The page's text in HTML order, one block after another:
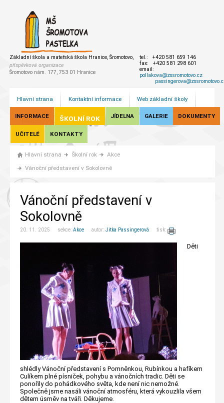
Základní škola a mateřská škola Hranice, Šromotovo,
příspěvková organizace
Šromotovo nám. 177, 753 01 Hranice
tel.: +420 581 659 146
fax: +420 581 298 601
email:
pollakova@zssromotovo.cz
Hlavní strana Kontaktní informace Web základní školy
INFORMACE ŠKOLNÍ ROK JÍDELNA GALERIE DOKUMENTY
UČITELÉ KONTAKTY
Hlavní strana Školní rok
Akce
Vánoční představení v Sokolovně
Vánoční představení v
Sokolovně
20. 11. 2025 sekce: Akce autor: Jitka Passingerová tisk:
Děti
shlédly Vánoční představení s Pomněnkou, Rubínkou a hafíkem
Culíkem plné písniček, pohybu a vánočních tradic. Děti se
ponořily do pohádkového světa, kde není nic nemožné.
Společně jsme nasáli vánoční atmosféru, která vykouzlila všem
dětem úsměv na tváři. Děkujeme.